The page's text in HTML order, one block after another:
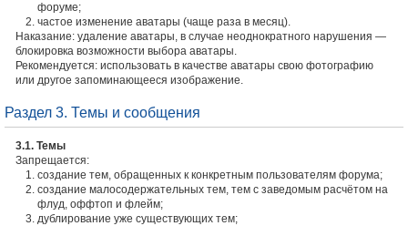
форуме;
частое изменение аватары (чаще раза в месяц).
Наказание: удаление аватары, в случае неоднократного нарушения —
блокировка возможности выбора аватары.
Рекомендуется: использовать в качестве аватары свою фотографию
или другое запоминающееся изображение.
Раздел 3. Темы и сообщения
3.1. Темы
Запрещается:
создание тем, обращенных к конкретным пользователям форума;
создание малосодержательных тем, тем с заведомым расчётом на
флуд, оффтоп и флейм;
дублирование уже существующих тем;